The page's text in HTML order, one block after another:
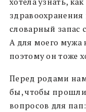
словарный запас
А для моего
поэтому он тоже
Перед родами
бы, чтобы
вопросов для